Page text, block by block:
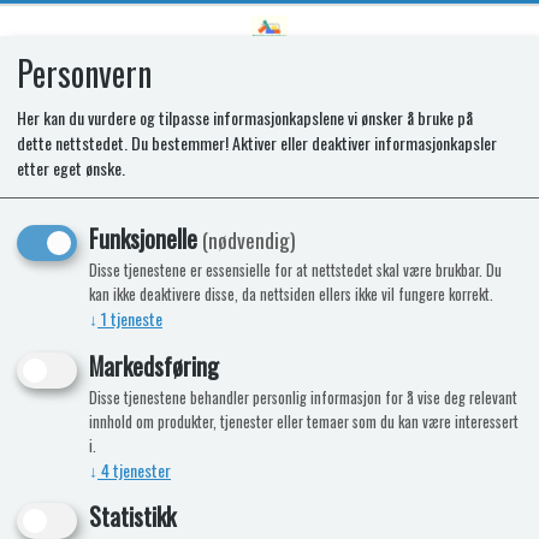
SR DOORPANELT2095 CABINET
Personvern
Her kan du vurdere og tilpasse informasjonkapslene vi ønsker å bruke på
dette nettstedet. Du bestemmer! Aktiver eller deaktiver informasjonkapsler
etter eget ønske.
Funksjonelle(nødvendig)
Disse tjenestene er essensielle for at nettstedet skal være brukbar. Du
kan ikke deaktivere disse, da nettsiden ellers ikke vil fungere korrekt.
↓ 1tjeneste
Markedsføring
Disse tjenestene behandler personlig informasjon for å vise deg relevant
innhold om produkter, tjenester eller temaer som du kan være interessert
i.
↓ 4tjenester
Statistikk